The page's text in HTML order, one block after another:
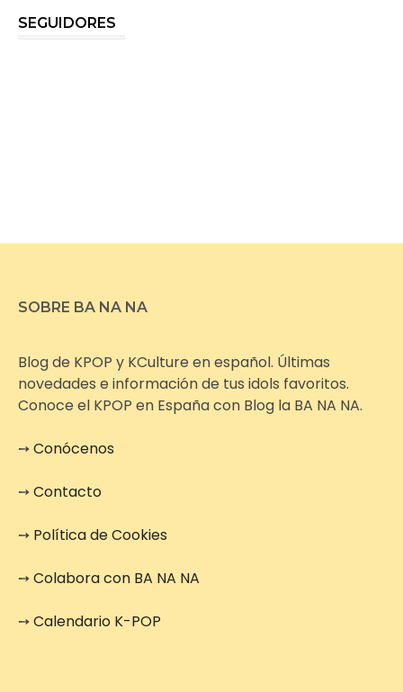
SEGUIDORES
SOBRE BA NA NA
Blog de KPOP y KCulture en español. Últimas
novedades e información de tus idols favoritos.
Conoce el KPOP en España con Blog la BA NA NA.
➙Conócenos
➙Contacto
➙ Política de Cookies
➙Colabora con BA NA NA
➙Calendario K-POP